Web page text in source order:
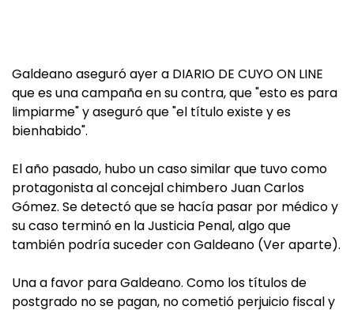
Galdeano aseguró ayer a DIARIO DE CUYO ON LINE
que es una campaña en su contra, que "esto es para
limpiarme" y aseguró que "el título existe y es
bienhabido".
El año pasado, hubo un caso similar que tuvo como
protagonista al concejal chimbero Juan Carlos
Gómez. Se detectó que se hacía pasar por médico y
su caso terminó en la Justicia Penal, algo que
también podría suceder con Galdeano (Ver aparte).
Una a favor para Galdeano. Como los títulos de
postgrado no se pagan, no cometió perjuicio fiscal y